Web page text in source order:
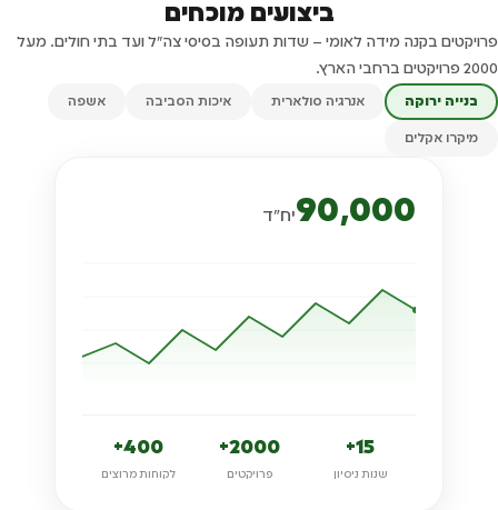
90,000יח"ד
15+
שנות ניסיון
2000+
פרויקטים
400+
לקוחות מרוצים
ביצועים מוכחים
פרויקטים בקנה מידה לאומי – שדות תעופה בסיסי צה"ל ועד בתי חולים. מעל
2000 פרויקטים ברחבי הארץ.
בנייה ירוקה אנרגיה סולארית איכות הסביבה אשפה
מיקרו אקלים